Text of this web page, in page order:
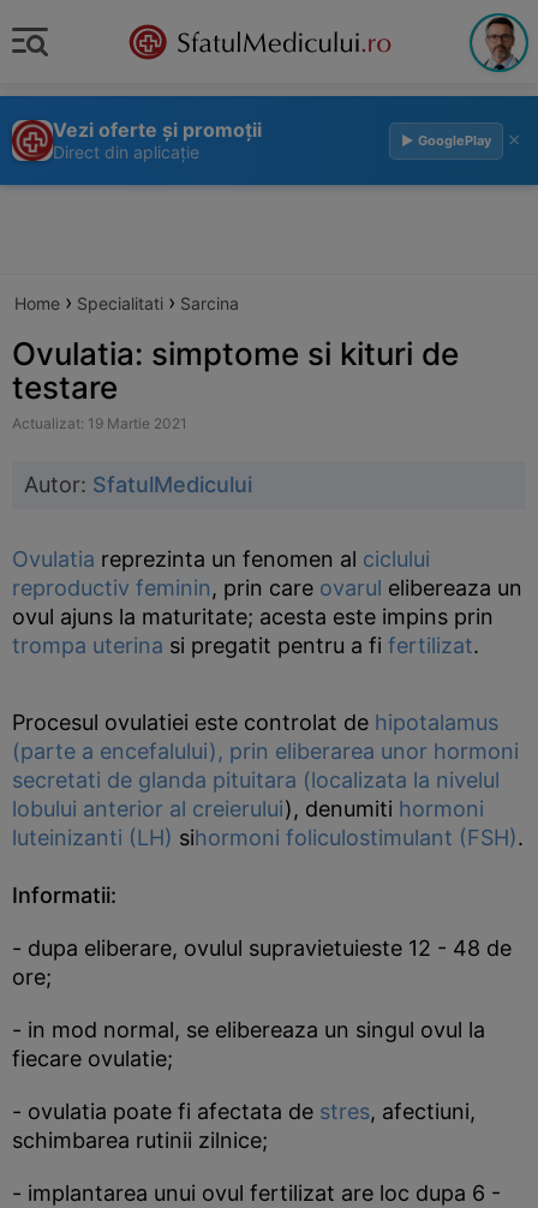
Vezi oferte și promoții
Direct din aplicație
▶ GooglePlay ×
Home › Specialitati › Sarcina
Ovulatia: simptome si kituri de
testare
Actualizat: 19 Martie 2021
Autor: SfatulMedicului
Ovulatia reprezinta un fenomen al ciclului
reproductiv feminin, prin care ovarul elibereaza un
ovul ajuns la maturitate; acesta este impins prin
trompa uterina si pregatit pentru a fi fertilizat.
Procesul ovulatiei este controlat de hipotalamus
(parte a encefalului), prin eliberarea unor hormoni
secretati de glanda pituitara (localizata la nivelul
lobului anterior al creierului), denumiti hormoni
luteinizanti (LH) sihormoni foliculostimulant (FSH).
Informatii:
- dupa eliberare, ovulul supravietuieste 12 - 48 de
ore;
- in mod normal, se elibereaza un singul ovul la
fiecare ovulatie;
- ovulatia poate fi afectata de stres, afectiuni,
schimbarea rutinii zilnice;
- implantarea unui ovul fertilizat are loc dupa 6 -